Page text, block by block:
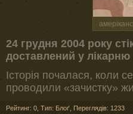
24 грудня 2004 року
доставлений у лікарню
Історія почалася, коли
проводили «зачистку»
Рейтинг: 0 Тип: Блоґ Переглядів: 1233